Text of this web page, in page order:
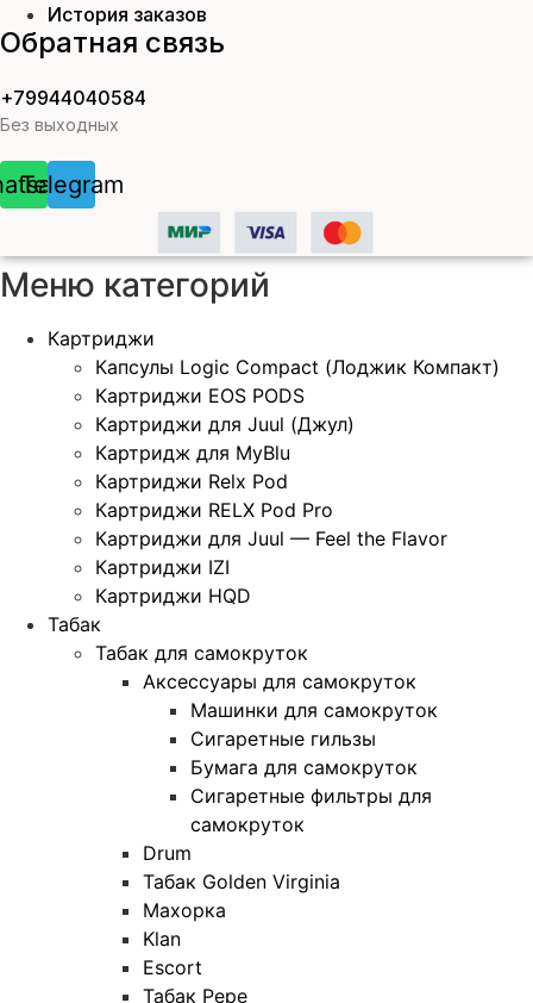
История заказов
Обратная связь
+79944040584
Без выходных
Telegram
Меню категорий
Картриджи
Капсулы Logic Compact (Лоджик Компакт)
Картриджи EOS PODS
Картриджи для Juul (Джул)
Картридж для MyBlu
Картриджи Relx Pod
Картриджи RELX Pod Pro
Картриджи для Juul — Feel the Flavor
Картриджи IZI
Картриджи HQD
Табак
Табак для самокруток
Аксессуары для самокруток
Машинки для самокруток
Сигаретные гильзы
Бумага для самокруток
Сигаретные фильтры для
самокруток
Drum
Табак Golden Virginia
Махорка
Klan
Escort
Табак Pepe